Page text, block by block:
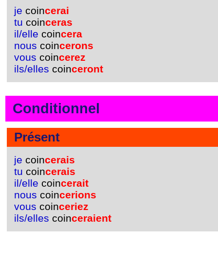
je coincerai
tu coinceras
il/elle coincera
nous coincerons
vous coincerez
ils/elles coinceront
Conditionnel
Présent
je coincerais
tu coincerais
il/elle coincerait
nous coincerions
vous coinceriez
ils/elles coinceraient